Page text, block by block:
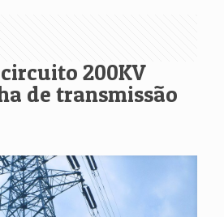
200KV
de transmissão